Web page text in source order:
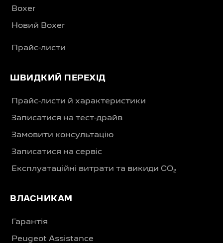
Boxer
Новий Boxer
Прайс-листи
ШВИДКИЙ ПЕРЕХІД
Прайс-листи й характеристики
Записатися на тест-драйв
Замовити консультацію
Записатися на сервіс
Експлуатаційні витрати та викиди CO₂
ВЛАСНИКАМ
Гарантія
Peugeot Assistance